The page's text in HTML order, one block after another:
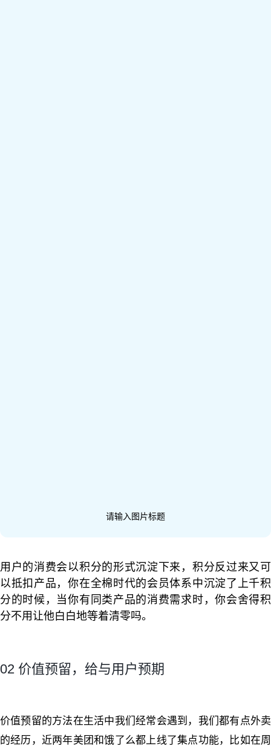
请输入图片标题
用户的消费会以积分的形式沉淀下来，积分反过来又可
以抵扣产品，你在全棉时代的会员体系中沉淀了上千积
分的时候，当你有同类产品的消费需求时，你会舍得积
分不用让他白白地等着清零吗。
02 价值预留，给与用户预期
价值预留的方法在生活中我们经常会遇到，我们都有点外卖
的经历，近两年美团和饿了么都上线了集点功能，比如在周